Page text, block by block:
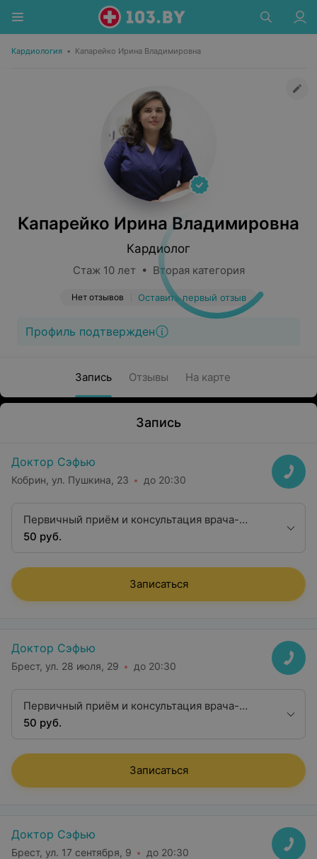
Кардиология • Капарейко Ирина Владимировна
Капарейко Ирина Владимировна
Кардиолог
Стаж 10 лет • Вторая категория
Нет отзывов Оставить первый отзыв
Профиль подтвержден
Запись Отзывы На карте
Запись
Доктор Сэфью
Кобрин, ул. Пушкина, 23 до 20:30
Первичный приём и консультация врача-
кардиолога со снятием ЭКГ
50 руб.
Записаться
Доктор Сэфью
Брест, ул. 28 июля, 29 до 20:30
Первичный приём и консультация врача-
кардиолога со снятием ЭКГ
50 руб.
Записаться
Доктор Сэфью
Брест, ул. 17 сентября, 9 до 20:30